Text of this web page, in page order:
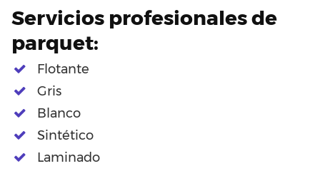
Servicios profesionales de
parquet:
Flotante
Gris
Blanco
Sintético
Laminado